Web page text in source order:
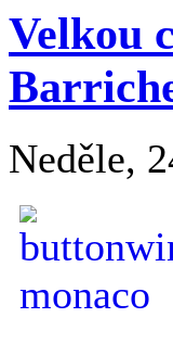
Velkou
Neděle,